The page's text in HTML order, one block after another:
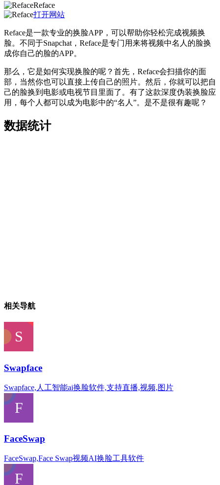
Reface
打开网站
Reface是一款专业的换脸APP，可以帮助你轻松完成视频换
脸。不同于Snapchat，Reface是专门用来将视频中名人的脸换
成你自己的脸的APP。
那么，它是如何实现换脸的呢？首先，Reface会扫描你的面
部，当然你也可以直接上传自己的照片。然后，你就可以把自
己的脸换到电影或电视节目里面了。有了这款深度伪装换脸应
用，每个人都可以成为电影中的“名人”。是不是很有趣呢？
数据统计
相关导航
Swapface
Swapface,人工智能ai换脸软件,支持直播,视频,图片
FaceSwap
FaceSwap,Face Swap视频AI换脸工具软件